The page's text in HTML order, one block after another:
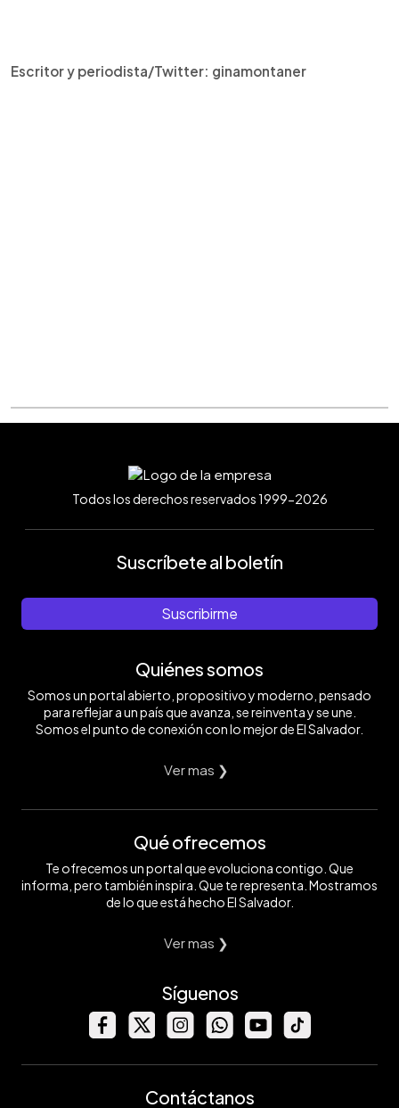
Escritor y periodista/Twitter: ginamontaner
Todos los derechos reservados 1999-2026
Suscríbete al boletín
Suscribirme
Quiénes somos
Somos un portal abierto, propositivo y moderno, pensado
para reflejar a un país que avanza, se reinventa y se une.
Somos el punto de conexión con lo mejor de El Salvador.
Ver mas ❯
Qué ofrecemos
Te ofrecemos un portal que evoluciona contigo. Que
informa, pero también inspira. Que te representa. Mostramos
de lo que está hecho El Salvador.
Ver mas ❯
Síguenos
Contáctanos